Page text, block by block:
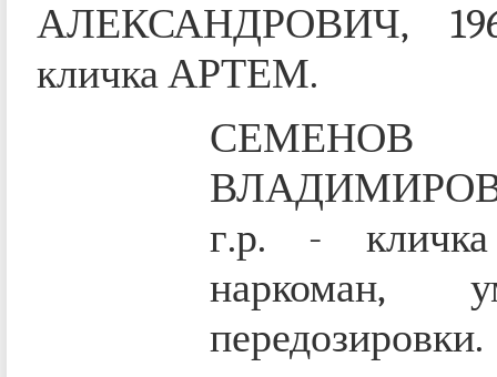
АЛЕКСАНДРОВИЧ,
кличка АРТЕМ.
г.р. -
наркоман,
передозировки.